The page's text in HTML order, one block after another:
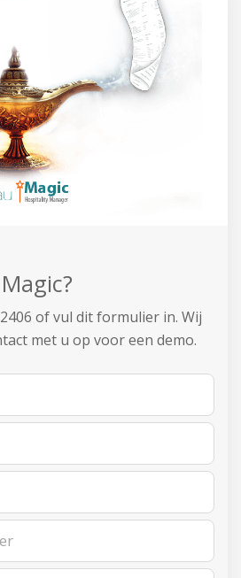
of vul dit formulier in. Wij
met u op voor een demo.